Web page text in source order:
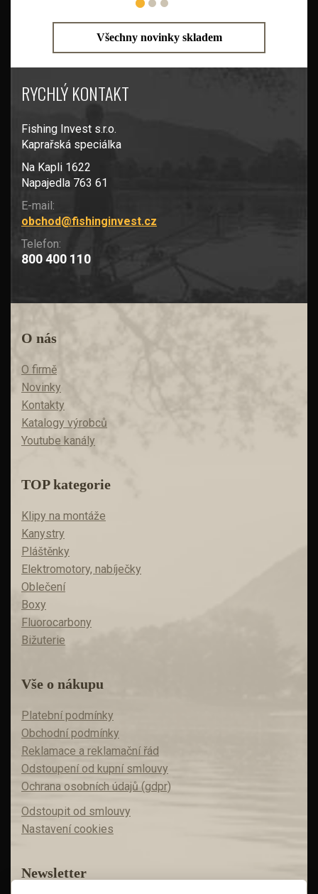
Všechny novinky skladem
RYCHLÝ KONTAKT
Fishing Invest s.r.o.
Kaprařská speciálka
Na Kapli 1622
Napajedla 763 61
E-mail:
obchod@fishinginvest.cz
Telefon:
800 400 110
O nás
O firmě
Novinky
Kontakty
Katalogy výrobců
Youtube kanály
TOP kategorie
Klipy na montáže
Kanystry
Pláštěnky
Elektromotory, nabíječky
Oblečení
Boxy
Fluorocarbony
Bižuterie
Vše o nákupu
Platební podmínky
Obchodní podmínky
Reklamace a reklamační řád
Odstoupení od kupní smlouvy
Ochrana osobních údajů (gdpr)
Odstoupit od smlouvy
Nastavení cookies
Newsletter